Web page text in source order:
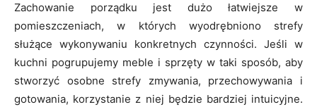
Zachowanie porządku jest dużo łatwiejsze w
pomieszczeniach, w których wyodrębniono strefy
służące wykonywaniu konkretnych czynności. Jeśli w
kuchni pogrupujemy meble i sprzęty w taki sposób, aby
stworzyć osobne strefy zmywania, przechowywania i
gotowania, korzystanie z niej będzie bardziej intuicyjne.